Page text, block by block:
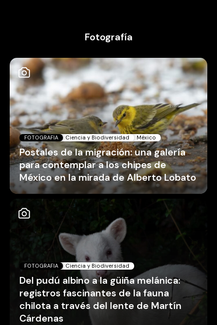
Fotografía
FOTOGRAFIA Ciencia y Biodiversidad México
Postales de la migración: una galería
para contemplar a los chipes de
México en la mirada de Alberto Lobato
FOTOGRAFIA Ciencia y Biodiversidad
Del pudú albino a la güiña melánica:
registros fascinantes de la fauna
chilota a través del lente de Martín
Cárdenas